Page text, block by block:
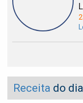
Receita do dia